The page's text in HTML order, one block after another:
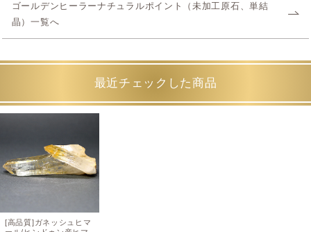
ゴールデンヒーラーナチュラルポイント（未加工原石、単結
晶）一覧へ
最近チェックした商品
[高品質]ガネッシュヒマ